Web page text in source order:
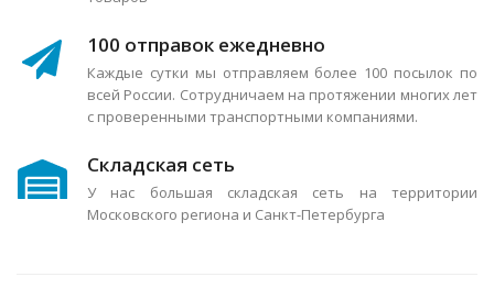
100 отправок ежедневно
Каждые сутки мы отправляем более 100 посылок по
всей России. Сотрудничаем на протяжении многих лет
с проверенными транспортными компаниями.
Складская сеть
У нас большая складская сеть на территории
Московского региона и Санкт-Петербурга